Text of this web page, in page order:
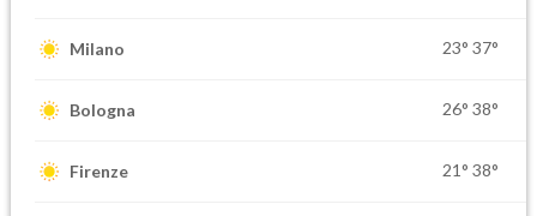
Milano 23° 37°
Bologna 26° 38°
Firenze 21° 38°